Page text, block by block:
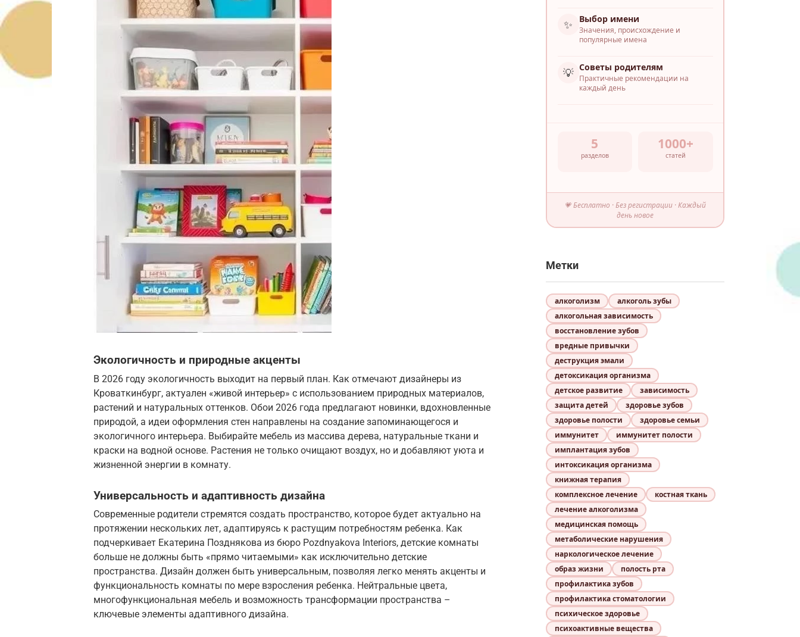
Экологичность и природные акценты
В 2026 году экологичность выходит на первый план. Как отмечают дизайнеры из
Кроваткинбург, актуален «живой интерьер» с использованием природных материалов,
растений и натуральных оттенков. Обои 2026 года предлагают новинки, вдохновленные
природой, а идеи оформления стен направлены на создание запоминающегося и
экологичного интерьера. Выбирайте мебель из массива дерева, натуральные ткани и
краски на водной основе. Растения не только очищают воздух, но и добавляют уюта и
жизненной энергии в комнату.
Универсальность и адаптивность дизайна
Современные родители стремятся создать пространство, которое будет актуально на
протяжении нескольких лет, адаптируясь к растущим потребностям ребенка. Как
подчеркивает Екатерина Позднякова из бюро Pozdnyakova Interiors, детские комнаты
больше не должны быть «прямо читаемыми» как исключительно детские
пространства. Дизайн должен быть универсальным, позволяя легко менять акценты и
функциональность комнаты по мере взросления ребенка. Нейтральные цвета,
многофункциональная мебель и возможность трансформации пространства –
ключевые элементы адаптивного дизайна.
✨ Выбор имени
Значения, происхождение и
популярные имена
💡 Советы родителям
Практичные рекомендации на
каждый день
5
разделов
1000+
статей
💗 Бесплатно · Без регистрации · Каждый
день новое
Метки
алкоголизм
алкоголь зубы
алкогольная зависимость
восстановление зубов
вредные привычки
деструкция эмали
детоксикация организма
детское развитие
зависимость
защита детей
здоровье зубов
здоровье полости
здоровье семьи
иммунитет
иммунитет полости
имплантация зубов
интоксикация организма
книжная терапия
комплексное лечение
костная ткань
лечение алкоголизма
медицинская помощь
метаболические нарушения
наркологическое лечение
образ жизни
полость рта
профилактика зубов
профилактика стоматологии
психическое здоровье
психоактивные вещества